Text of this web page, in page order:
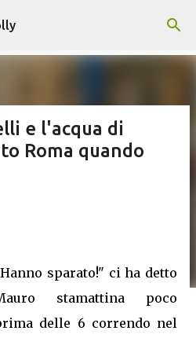
principali
e l'acqua di
Roma quando
sparato!" ci ha detto
stamattina poco
delle 6 correndo nel